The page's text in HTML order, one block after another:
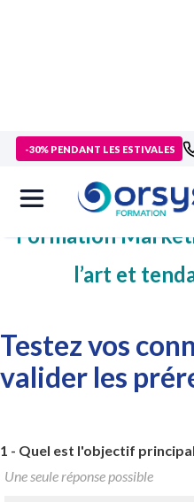
-30% PENDANT LES ESTIVALES
> Compétences
formation Stratégie marketing,
Marketing digital, état de l’art et
Formation
l’art et
Testez vos
valider les
1 - Quel est l'objectif
Une seule réponse possible